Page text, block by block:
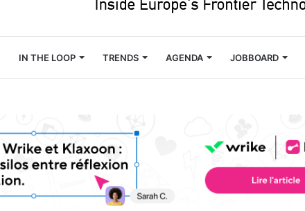
IN THE LOOP TRENDS AGENDA JOBBOARD